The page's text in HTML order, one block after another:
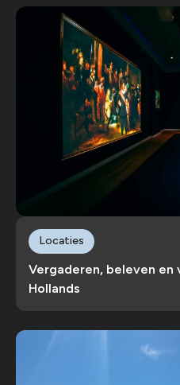
Vergaderen, beleven en
Hollands
Locaties